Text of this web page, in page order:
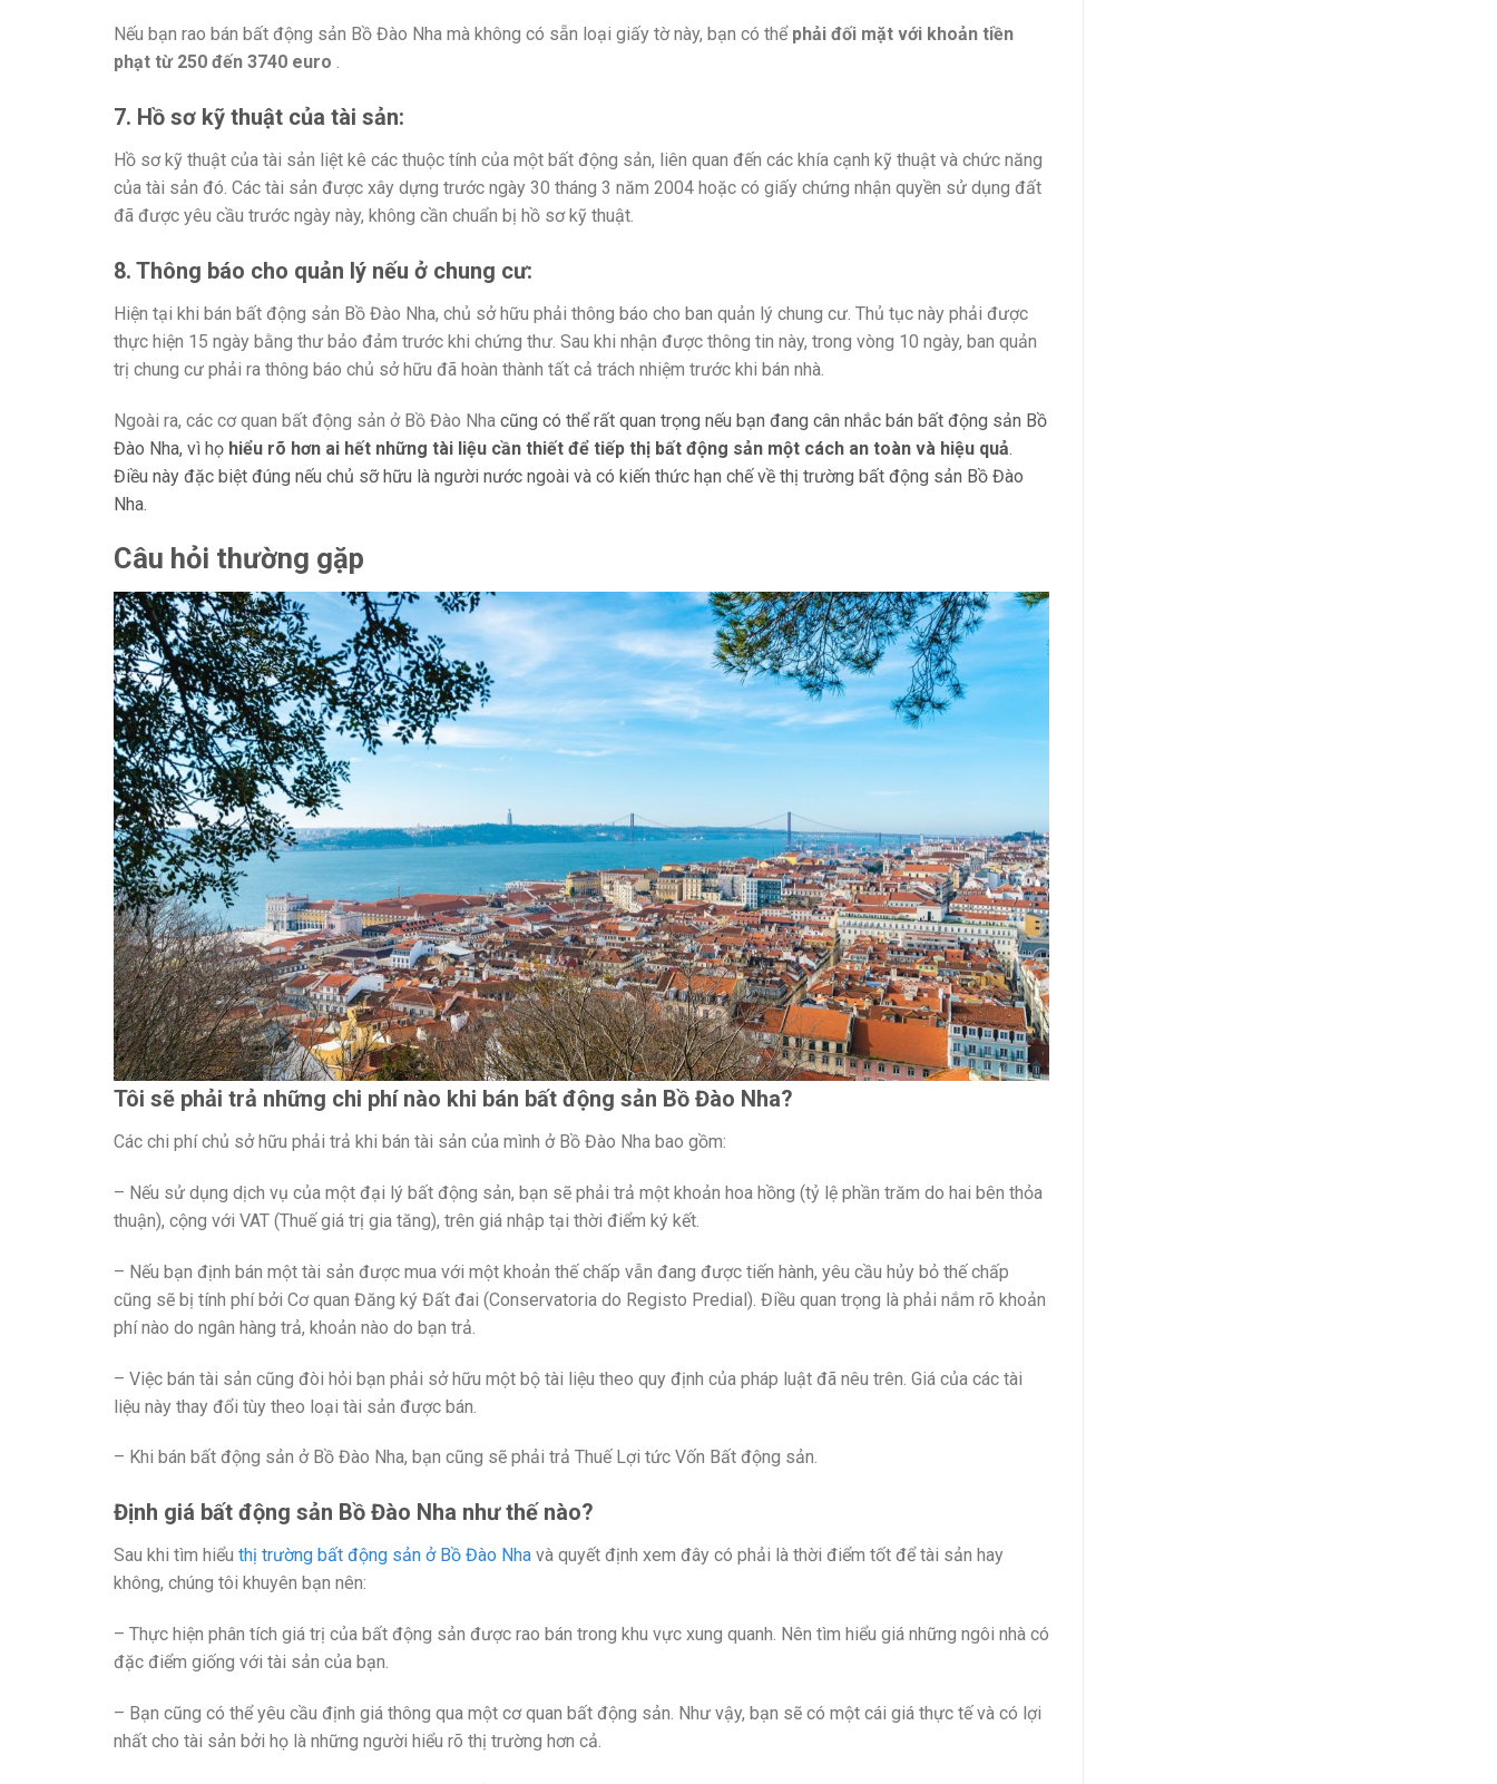
Nếu bạn rao bán bất động sản Bồ Đào Nha mà không có sẵn loại giấy tờ này, bạn có thể phải đối mặt với khoản tiền
phạt từ 250 đến 3740 euro .
7. Hồ sơ kỹ thuật của tài sản:
Hồ sơ kỹ thuật của tài sản liệt kê các thuộc tính của một bất động sản, liên quan đến các khía cạnh kỹ thuật và chức năng
của tài sản đó. Các tài sản được xây dựng trước ngày 30 tháng 3 năm 2004 hoặc có giấy chứng nhận quyền sử dụng đất
đã được yêu cầu trước ngày này, không cần chuẩn bị hồ sơ kỹ thuật.
8. Thông báo cho quản lý nếu ở chung cư:
Hiện tại khi bán bất động sản Bồ Đào Nha, chủ sở hữu phải thông báo cho ban quản lý chung cư. Thủ tục này phải được
thực hiện 15 ngày bằng thư bảo đảm trước khi chứng thư. Sau khi nhận được thông tin này, trong vòng 10 ngày, ban quản
trị chung cư phải ra thông báo chủ sở hữu đã hoàn thành tất cả trách nhiệm trước khi bán nhà.
Ngoài ra, các cơ quan bất động sản ở Bồ Đào Nha cũng có thể rất quan trọng nếu bạn đang cân nhắc bán bất động sản Bồ
Đào Nha, vì họ hiểu rõ hơn ai hết những tài liệu cần thiết để tiếp thị bất động sản một cách an toàn và hiệu quả.
Điều này đặc biệt đúng nếu chủ sỡ hữu là người nước ngoài và có kiến ​​thức hạn chế về thị trường bất động sản Bồ Đào
Nha.
Câu hỏi thường gặp
Tôi sẽ phải trả những chi phí nào khi bán bất động sản Bồ Đào Nha?
Các chi phí chủ sở hữu phải trả khi bán tài sản của mình ở Bồ Đào Nha bao gồm:
– Nếu sử dụng dịch vụ của một đại lý bất động sản, bạn sẽ phải trả một khoản hoa hồng (tỷ lệ phần trăm do hai bên thỏa
thuận), cộng với VAT (Thuế giá trị gia tăng), trên giá nhập tại thời điểm ký kết.
– Nếu bạn định bán một tài sản được mua với một khoản thế chấp vẫn đang được tiến hành, yêu cầu hủy bỏ thế chấp
cũng sẽ bị tính phí bởi Cơ quan Đăng ký Đất đai (Conservatoria do Registo Predial). Điều quan trọng là phải nắm rõ khoản
phí nào do ngân hàng trả, khoản nào do bạn trả.
– Việc bán tài sản cũng đòi hỏi bạn phải sở hữu một bộ tài liệu theo quy định của pháp luật đã nêu trên. Giá của các tài
liệu này thay đổi tùy theo loại tài sản được bán.
– Khi bán bất động sản ở Bồ Đào Nha, bạn cũng sẽ phải trả Thuế Lợi tức Vốn Bất động sản.
Định giá bất động sản Bồ Đào Nha như thế nào?
Sau khi tìm hiểu thị trường bất động sản ở Bồ Đào Nha và quyết định xem đây có phải là thời điểm tốt để tài sản hay
không, chúng tôi khuyên bạn nên:
– Thực hiện phân tích giá trị của bất động sản được rao bán trong khu vực xung quanh. Nên tìm hiểu giá những ngôi nhà có
đặc điểm giống với tài sản của bạn.
– Bạn cũng có thể yêu cầu định giá thông qua một cơ quan bất động sản. Như vậy, bạn sẽ có một cái giá thực tế và có lợi
nhất cho tài sản bởi họ là những người hiểu rõ thị trường hơn cả.